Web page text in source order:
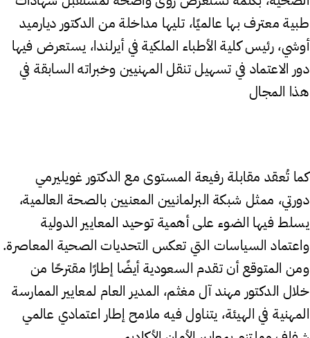
طبية معترف بها عالميًا، تليها مداخلة من الدكتور ديارميد
أوشي، رئيس كلية الأطباء الملكية في أيرلندا، يستعرض فيها
دور الاعتماد في تسهيل تنقل المهنيين وخبراته السابقة في
هذا المجال
كما تُعقد مقابلة رفيعة المستوى مع الدكتور غويليرمي
دورتي، ممثل شبكة البرلمانيين المعنيين بالصحة العالمية،
يسلط فيها الضوء على أهمية توحيد المعايير الدولية
واعتماد السياسات التي تعكس التحديات الصحية المعاصرة.
ومن المتوقع أن تقدم السعودية أيضًا إطارًا مقترحًا من
خلال الدكتور مهند آل مغثم، المدير العام لمعايير الممارسة
المهنية في الهيئة، يتناول فيه ملامح إطار اعتمادي عالمي